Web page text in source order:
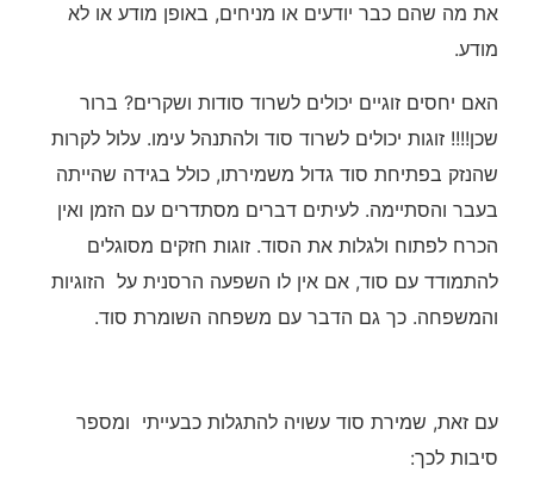
את מה שהם כבר יודעים או מניחים, באופן מודע או לא
מודע.
האם יחסים זוגיים יכולים לשרוד סודות ושקרים? ברור
שכן!!!! זוגות יכולים לשרוד סוד ולהתנהל עימו. עלול לקרות
שהנזק בפתיחת סוד גדול משמירתו, כולל בגידה שהייתה
בעבר והסתיימה. לעיתים דברים מסתדרים עם הזמן ואין
הכרח לפתוח ולגלות את הסוד. זוגות חזקים מסוגלים
להתמודד עם סוד, אם אין לו השפעה הרסנית על הזוגיות
והמשפחה. כך גם הדבר עם משפחה השומרת סוד.
עם זאת, שמירת סוד עשויה להתגלות כבעייתי ומספר
סיבות לכך: